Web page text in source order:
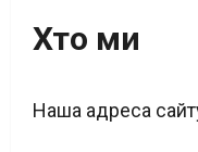
Хто ми
Наша адреса